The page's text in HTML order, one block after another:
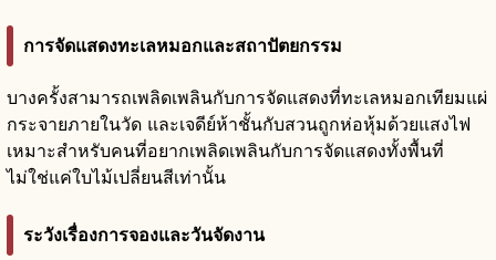
การจัดแสดงทะเลหมอกและสถาปัตยกรรม
บางครั้งสามารถเพลิดเพลินกับการจัดแสดงที่ทะเลหมอกเทียมแผ่
กระจายภายในวัด และเจดีย์ห้าชั้นกับสวนถูกห่อหุ้มด้วยแสงไฟ
เหมาะสำหรับคนที่อยากเพลิดเพลินกับการจัดแสดงทั้งพื้นที่
ไม่ใช่แค่ใบไม้เปลี่ยนสีเท่านั้น
ระวังเรื่องการจองและวันจัดงาน